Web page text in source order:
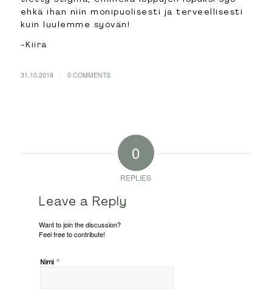
ehkä ihan niin monipuolisesti ja terveellisesti
kuin luulemme syövän!
-Kiira
31.10.2019 / 0 COMMENTS
0
REPLIES
Leave a Reply
Want to join the discussion?
Feel free to contribute!
Nimi *